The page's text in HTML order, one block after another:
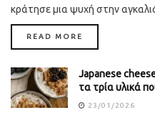
κράτησε μια ψυχή στην
READ MORE
Japanese
τα τρία υλικά
23/01/2026